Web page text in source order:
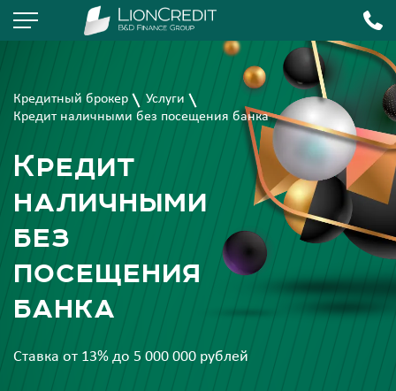
Кредитный брокер
Услуги
Кредит наличными без посещения банка
Кредит
наличными
без
посещения
банка
Ставка от 13% до 5 000 000 рублей